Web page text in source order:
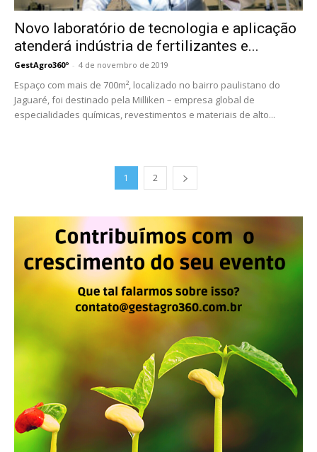
Novo laboratório de tecnologia e aplicação
atenderá indústria de fertilizantes e...
GestAgro360º - 4 de novembro de 2019
Espaço com mais de 700m², localizado no bairro paulistano do
Jaguaré, foi destinado pela Milliken – empresa global de
especialidades químicas, revestimentos e materiais de alto...
1 2